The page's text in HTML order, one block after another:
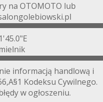
na OTOMOTO lub
informacją handlową i
Kodeksu Cywilnego.
w ogłoszeniu.